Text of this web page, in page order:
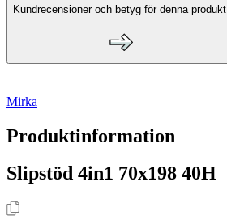
Kundrecensioner och betyg för denna produkt
Mirka
Produktinformation
Slipstöd 4in1 70x198 40H